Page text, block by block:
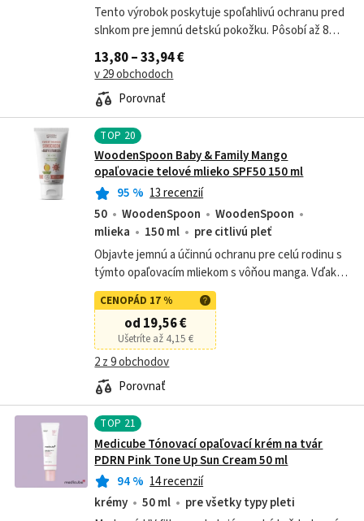
Tento výrobok poskytuje spoľahlivú ochranu pred
slnkom pre jemnú detskú pokožku. Pôsobí až 8
hodín, nezanecháva viditeľné stopy a je vysoko
odolný.
13,80 – 33,94 €
v 29 obchodoch
Porovnať
TOP 20
WoodenSpoon Baby & Family Mango
opaľovacie telové mlieko SPF50 150 ml
95 % 13 recenzií
50
WoodenSpoon
WoodenSpoon
mlieka
150 ml
pre citlivú pleť
Objavte jemnú a účinnú ochranu pre celú rodinu s
týmto opaľovacím mliekom s vôňou manga. Vďaka
svojmu prírodnému zloženiu a SPF 50 sa stará aj o
veľmi citlivú pokožku.
CENOPÁD 17 %
od 19,56 €
Ušetríte až 4,15 €
2 z 9 obchodov
Porovnať
TOP 21
Medicube Tónovací opaľovací krém na tvár
PDRN Pink Tone Up Sun Cream 50 ml
94% 14 recenzií
krémy
50 ml
pre všetky typy pleti